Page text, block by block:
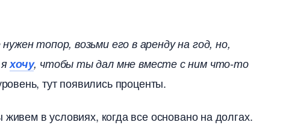
топор, возьми его в аренду на год, но,
яхочу, чтобы ты дал мне вместе с ним что-то
тут появились проценты.
в условиях, когда все основано на долгах.